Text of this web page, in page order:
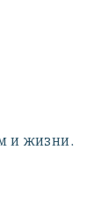
и жизни.